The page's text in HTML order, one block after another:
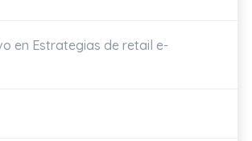
en Estrategias de retail e-